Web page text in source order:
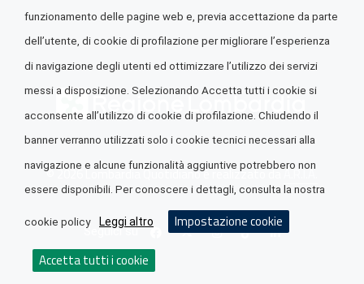
© 2026 Lombardia Quotidiano è realizzato daA.R.I.A.
Seguici su
funzionamento delle pagine web e, previa accettazione da parte
dell’utente, di cookie di profilazione per migliorare l’esperienza
di navigazione degli utenti ed ottimizzare l’utilizzo dei servizi
messi a disposizione. Selezionando Accetta tutti i cookie si
acconsente all’utilizzo di cookie di profilazione. Chiudendo il
banner verranno utilizzati solo i cookie tecnici necessari alla
navigazione e alcune funzionalità aggiuntive potrebbero non
essere disponibili. Per conoscere i dettagli, consulta la nostra
cookie policy Leggi altro Impostazione cookie
Accetta tutti i cookie